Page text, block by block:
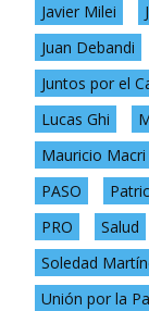
Javier Milei
Juan Debandi
Juntos por el
Lucas Ghi
Mauricio Macri
PASO
PRO
Salud
Soledad
Unión por la